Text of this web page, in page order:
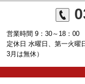
営業時間 9：30～18：00
定休日 水曜日、第一火曜
3月は無休）